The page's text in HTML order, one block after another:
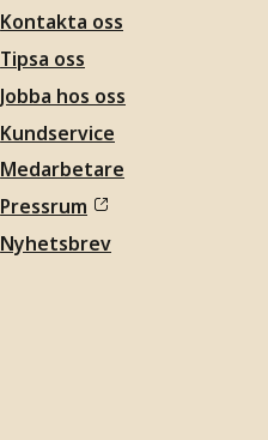
Kontakta oss
Tipsa oss
Jobba hos oss
Kundservice
Medarbetare
Pressrum
Nyhetsbrev